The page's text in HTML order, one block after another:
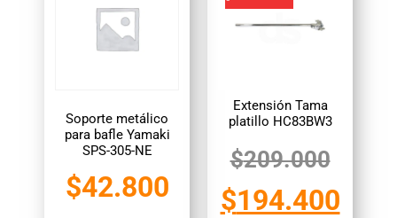
Soporte metálico
para bafle Yamaki
SPS-305-NE
$42.800
Extensión Tama
platillo HC83BW3
$209.000
$194.400